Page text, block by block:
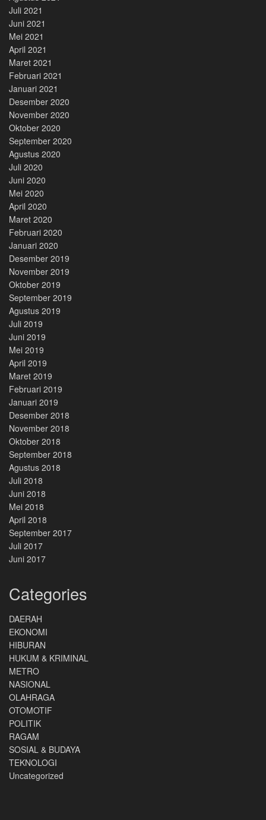
Juli 2021
Juni 2021
Mei 2021
April 2021
Maret 2021
Februari 2021
Januari 2021
Desember 2020
November 2020
Oktober 2020
September 2020
Agustus 2020
Juli 2020
Juni 2020
Mei 2020
April 2020
Maret 2020
Februari 2020
Januari 2020
Desember 2019
November 2019
Oktober 2019
September 2019
Agustus 2019
Juli 2019
Juni 2019
Mei 2019
April 2019
Maret 2019
Februari 2019
Januari 2019
Desember 2018
November 2018
Oktober 2018
September 2018
Agustus 2018
Juli 2018
Juni 2018
Mei 2018
April 2018
September 2017
Juli 2017
Juni 2017
Categories
DAERAH
EKONOMI
HIBURAN
HUKUM & KRIMINAL
METRO
NASIONAL
OLAHRAGA
OTOMOTIF
POLITIK
RAGAM
SOSIAL & BUDAYA
TEKNOLOGI
Uncategorized